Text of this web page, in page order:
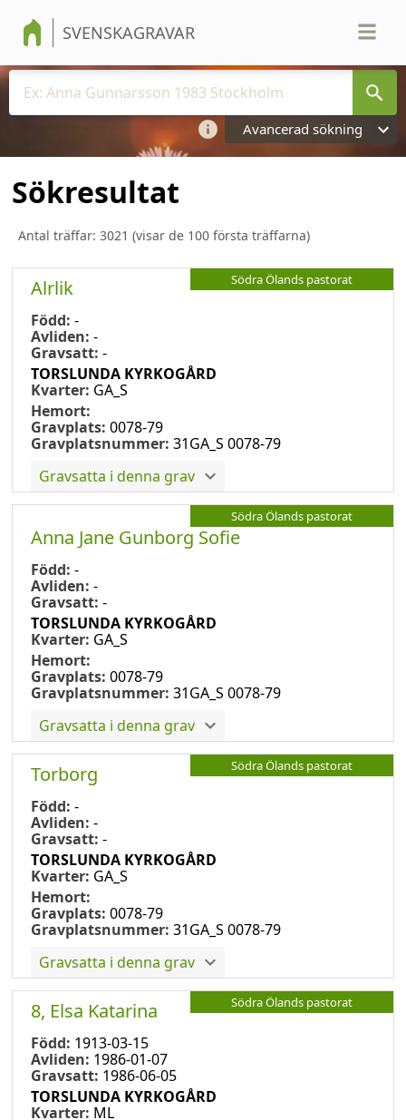
SVENSKAGRAVAR
Avancerad sökning
Sökresultat
Antal träffar: 3021 (visar de 100 första träffarna)
Södra Ölands pastorat
Alrlik
Född: -
Avliden: -
Gravsatt: -
TORSLUNDA KYRKOGÅRD
Kvarter: GA_S
Hemort:
Gravplats: 0078-79
Gravplatsnummer: 31GA_S 0078-79
Gravsatta i denna grav
Södra Ölands pastorat
Anna Jane Gunborg Sofie
Född: -
Avliden: -
Gravsatt: -
TORSLUNDA KYRKOGÅRD
Kvarter: GA_S
Hemort:
Gravplats: 0078-79
Gravplatsnummer: 31GA_S 0078-79
Gravsatta i denna grav
Södra Ölands pastorat
Torborg
Född: -
Avliden: -
Gravsatt: -
TORSLUNDA KYRKOGÅRD
Kvarter: GA_S
Hemort:
Gravplats: 0078-79
Gravplatsnummer: 31GA_S 0078-79
Gravsatta i denna grav
Södra Ölands pastorat
8, Elsa Katarina
Född: 1913-03-15
Avliden: 1986-01-07
Gravsatt: 1986-06-05
TORSLUNDA KYRKOGÅRD
Kvarter: ML